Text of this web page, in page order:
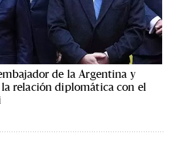
de la Argentina y
relación diplomática con el